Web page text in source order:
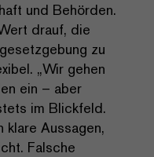
und Behörden.
drauf, die
zu
„Wir gehen
ein – aber
im Blickfeld.
klare Aussagen,
Falsche